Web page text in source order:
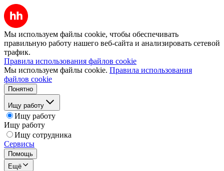
Мы используем файлы cookie, чтобы обеспечивать
правильную работу нашего веб-сайта и анализировать сетевой
трафик.
Правила использования файлов cookie
Мы используем файлы cookie. Правила использования
файлов cookie
Понятно
Ищу работу
Ищу работу
Ищу работу
Ищу сотрудника
Сервисы
Помощь
Ещё